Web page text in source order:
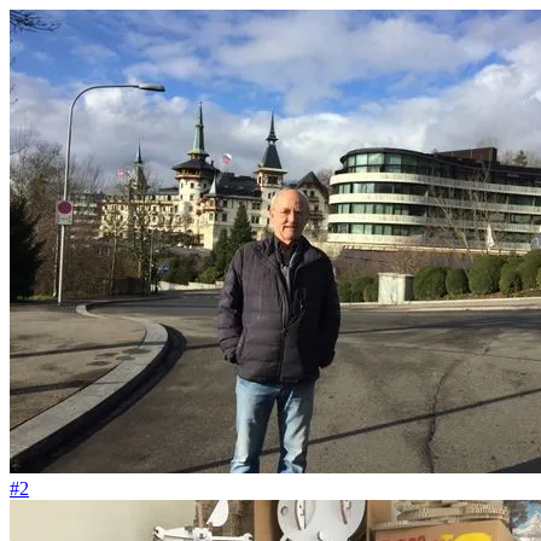
#76
Ich lerne jeden Tag von meinen Hunden
#2